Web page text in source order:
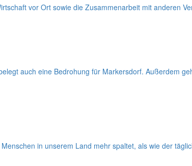
vor Ort sowie die Zusammenarbeit mit anderen
auch eine Bedrohung für Markersdorf. Außerdem
in unserem Land mehr spaltet, als wie der